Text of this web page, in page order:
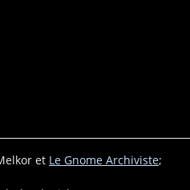
et Le Gnome Archiviste;